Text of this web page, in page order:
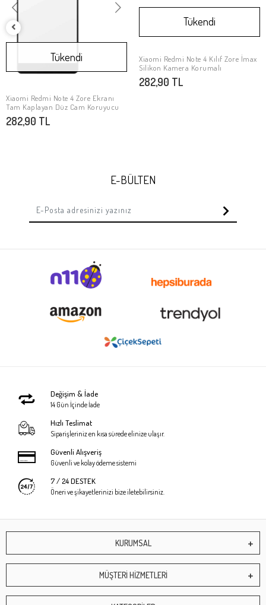
Stokta Yok
Tükendi
Xiaomi Redmi Note 4 Zore Ekranı
Tam Kaplayan Düz Cam Koruyucu
282,90 TL
Stokta Yok
Tükendi
Xiaomi Redmi Note 4 Kılıf Zore İmax
Silikon Kamera Korumalı
282,90 TL
E-BÜLTEN
Değişim & İade
14 Gün İçinde İade
Hızlı Teslimat
Siparişleriniz en kısa sürede elinize ulaşır.
Güvenli Alışveriş
Güvenli ve kolay ödeme sistemi
7 / 24 DESTEK
Öneri ve şikayetlerinizi bize iletebilirsiniz.
KURUMSAL
MÜŞTERİ HİZMETLERİ